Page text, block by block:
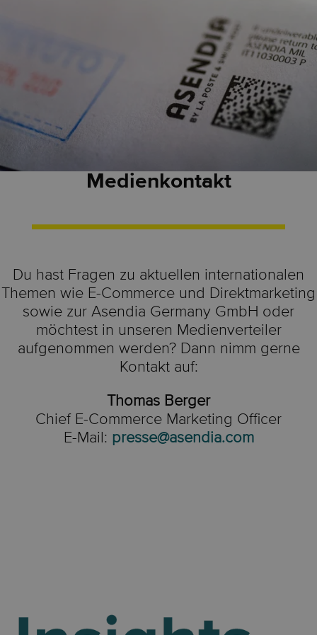
Medienkontakt
Du hast Fragen zu aktuellen internationalen
Themen wie E-Commerce und Direktmarketing
sowie zur Asendia Germany GmbH oder
möchtest in unseren Medienverteiler
aufgenommen werden? Dann nimm gerne
Kontakt auf:
Thomas Berger
Chief E-Commerce Marketing Officer
E-Mail: presse@asendia.com